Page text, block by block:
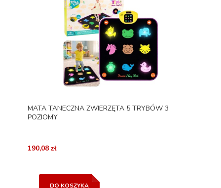
MATA TANECZNA ZWIERZĘTA 5 TRYBÓW 3
POZIOMY
190,08 zł
DO KOSZYKA